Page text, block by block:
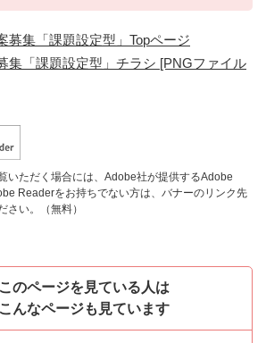
募集「課題設定型」Topページ
集「課題設定型」チラシ [PNGファイル
いただく場合には、Adobe社が提供するAdobe
Readerをお持ちでない方は、バナーのリンク先
さい。（無料）
このページを見ている人は
こんなページも見ています